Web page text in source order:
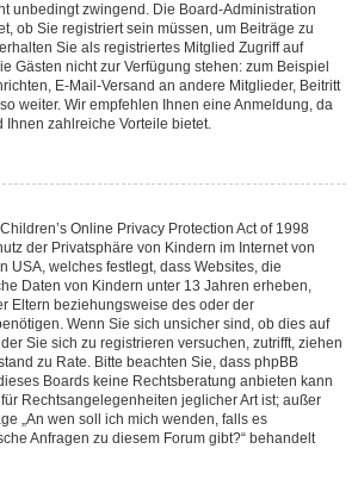
unbedingt zwingend. Die Board-Administration
ob Sie registriert sein müssen, um Beiträge zu
Sie als registriertes Mitglied Zugriff auf
Gästen nicht zur Verfügung stehen: zum Beispiel
E-Mail-Versand an andere Mitglieder, Beitritt
weiter. Wir empfehlen Ihnen eine Anmeldung, da
Ihnen zahlreiche Vorteile bietet.
Online Privacy Protection Act of 1998
der Privatsphäre von Kindern im Internet von
USA, welches festlegt, dass Websites, die
Daten von Kindern unter 13 Jahren erheben,
Eltern beziehungsweise des oder der
Wenn Sie sich unsicher sind, ob dies auf
Sie sich zu registrieren versuchen, zutrifft, ziehen
zu Rate. Bitte beachten Sie, dass phpBB
Boards keine Rechtsberatung anbieten kann
Rechtsangelegenheiten jeglicher Art ist; außer
„An wen soll ich mich wenden, falls es
Anfragen zu diesem Forum gibt?“ behandelt